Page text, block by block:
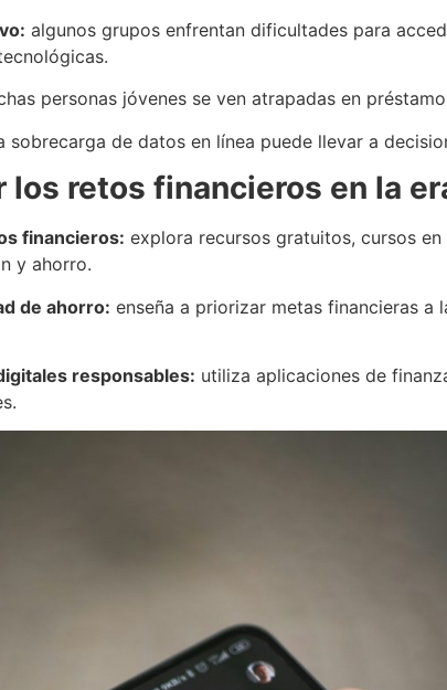
algunos grupos enfrentan dificultades para
personas jóvenes se ven atrapadas en
sobrecarga de datos en línea puede llevar a
los retos financieros en la
financieros: explora recursos gratuitos, cursos
y ahorro.
de ahorro: enseña a priorizar metas financieras
responsables: utiliza aplicaciones de